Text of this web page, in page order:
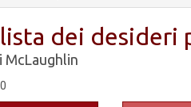
lista dei desideri
McLaughlin